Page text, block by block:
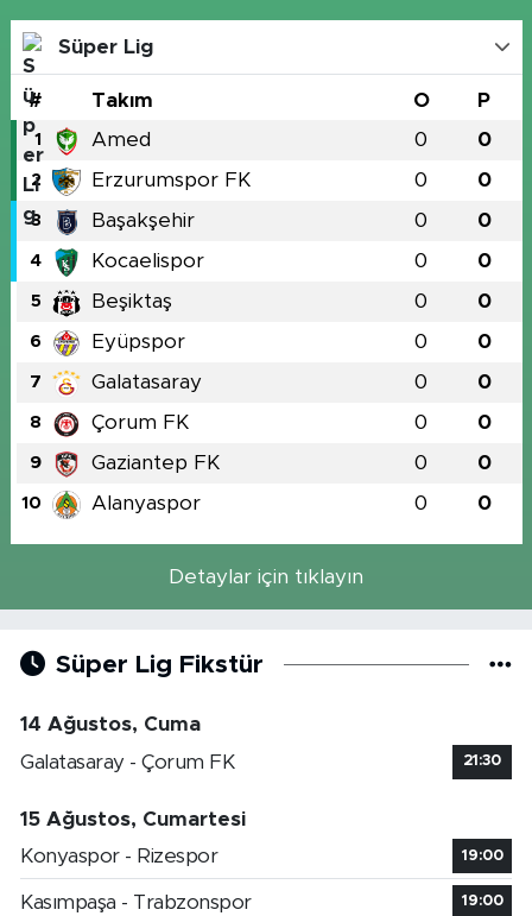
Süper Lig
# Takım O P
1 Amed 0 0
2 Erzurumspor FK 0 0
3 Başakşehir 0 0
4 Kocaelispor 0 0
5 Beşiktaş 0 0
6 Eyüpspor 0 0
7 Galatasaray 0 0
8 Çorum FK 0 0
9 Gaziantep FK 0 0
10 Alanyaspor 0 0
Detaylar için tıklayın
Süper Lig Fikstür
14 Ağustos, Cuma
Galatasaray - Çorum FK
21:30
15 Ağustos, Cumartesi
Konyaspor - Rizespor
19:00
Kasımpaşa - Trabzonspor 19:00